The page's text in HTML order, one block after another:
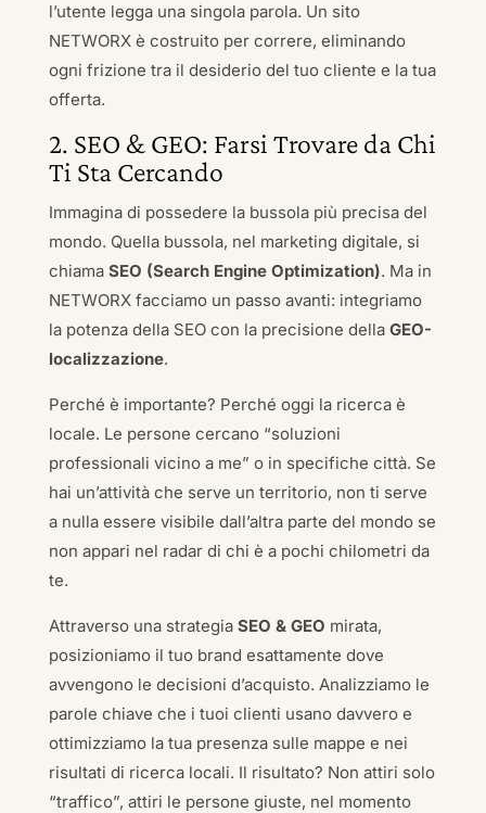
l’utente legga una singola parola. Un sito
NETWORX è costruito per correre, eliminando
ogni frizione tra il desiderio del tuo cliente e la tua
offerta.
2. SEO & GEO: Farsi Trovare da Chi
Ti Sta Cercando
Immagina di possedere la bussola più precisa del
mondo. Quella bussola, nel marketing digitale, si
chiama SEO (Search Engine Optimization). Ma in
NETWORX facciamo un passo avanti: integriamo
la potenza della SEO con la precisione della GEO-
localizzazione.
Perché è importante? Perché oggi la ricerca è
locale. Le persone cercano “soluzioni
professionali vicino a me” o in specifiche città. Se
hai un’attività che serve un territorio, non ti serve
a nulla essere visibile dall’altra parte del mondo se
non appari nel radar di chi è a pochi chilometri da
te.
Attraverso una strategia SEO & GEO mirata,
posizioniamo il tuo brand esattamente dove
avvengono le decisioni d’acquisto. Analizziamo le
parole chiave che i tuoi clienti usano davvero e
ottimizziamo la tua presenza sulle mappe e nei
risultati di ricerca locali. Il risultato? Non attiri solo
“traffico”, attiri le persone giuste, nel momento